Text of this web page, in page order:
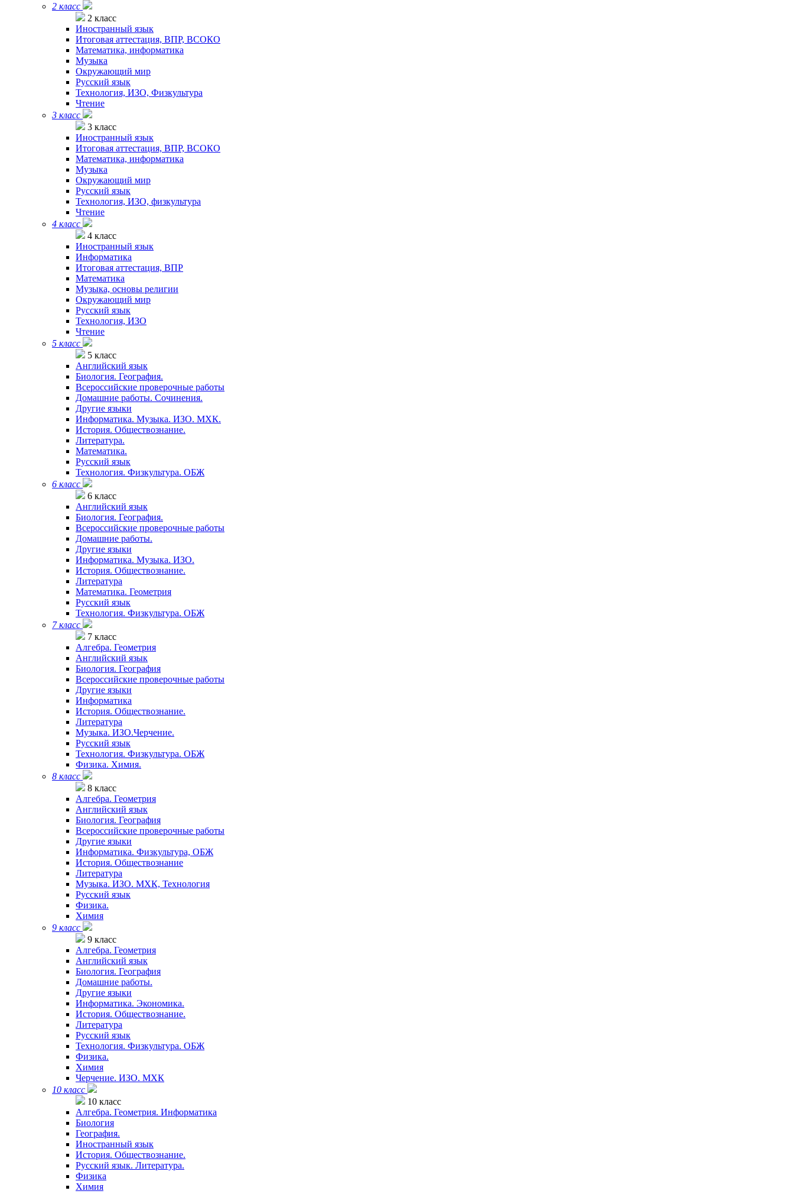
2 класс
2 класс
Иностранный язык
Итоговая аттестация, ВПР, ВСОКО
Математика, информатика
Музыка
Окружающий мир
Русский язык
Технология, ИЗО, Физкультура
Чтение
3 класс
3 класс
Иностранный язык
Итоговая аттестация, ВПР, ВСОКО
Математика, информатика
Музыка
Окружающий мир
Русский язык
Технология, ИЗО, физкультура
Чтение
4 класс
4 класс
Иностранный язык
Информатика
Итоговая аттестация, ВПР
Математика
Музыка, основы религии
Окружающий мир
Русский язык
Технология, ИЗО
Чтение
5 класс
5 класс
Английский язык
Биология. География.
Всероссийские проверочные работы
Домашние работы. Сочинения.
Другие языки
Информатика. Музыка. ИЗО. МХК.
История. Обществознание.
Литература.
Математика.
Русский язык
Технология. Физкультура. ОБЖ
6 класс
6 класс
Английский язык
Биология. География.
Всероссийские проверочные работы
Домашние работы.
Другие языки
Информатика. Музыка. ИЗО.
История. Обществознание.
Литература
Математика. Геометрия
Русский язык
Технология. Физкультура. ОБЖ
7 класс
7 класс
Алгебра. Геометрия
Английский язык
Биология. География
Всероссийские проверочные работы
Другие языки
Информатика
История. Обществознание.
Литература
Музыка. ИЗО.Черчение.
Русский язык
Технология. Физкультура. ОБЖ
Физика. Химия.
8 класс
8 класс
Алгебра. Геометрия
Английский язык
Биология. География
Всероссийские проверочные работы
Другие языки
Информатика. Физкультура, ОБЖ
История. Обществознание
Литература
Музыка. ИЗО. МХК, Технология
Русский язык
Физика.
Химия
9 класс
9 класс
Алгебра. Геометрия
Английский язык
Биология. География
Домашние работы.
Другие языки
Информатика. Экономика.
История. Обществознание.
Литература
Русский язык
Технология. Физкультура. ОБЖ
Физика.
Химия
Черчение. ИЗО. МХК
10 класс
10 класс
Алгебра. Геометрия. Информатика
Биология
География.
Иностранный язык
История. Обществознание.
Русский язык. Литература.
Физика
Химия